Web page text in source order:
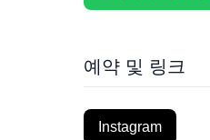
예약 및 링크
Instagram